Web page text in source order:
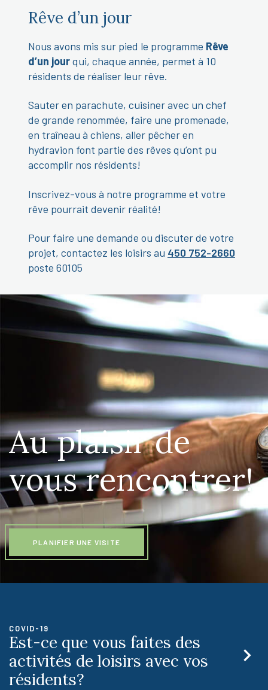
Rêve d’un jour
Nous avons mis sur pied le programme Rêve
d’un jourqui, chaque année, permet à 10
résidents de réaliser leur rêve.
Sauter en parachute, cuisiner avec un chef
de grande renommée, faire une promenade,
en traîneau à chiens, aller pêcher en
hydravion font partie des rêves qu’ont pu
accomplir nos résidents!
Inscrivez-vous à notre programme et votre
rêve pourrait devenir réalité!
Pour faire une demande ou discuter de votre
projet, contactez les loisirs au 450 752-2660
poste 60105
Au plaisir de
vous rencontrer!
PLANIFIER UNE VISITE
COVID-19
Est-ce que vous faites des
activités de loisirs avec vos
résidents?